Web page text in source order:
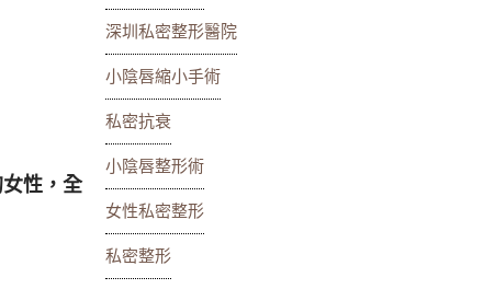
性，全
深圳私密整形醫院
小陰唇縮小手術
私密抗衰
小陰唇整形術
女性私密整形
私密整形